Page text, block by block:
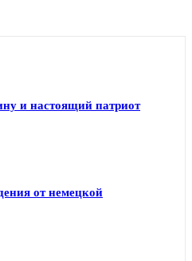
и настоящий патриот
от немецкой